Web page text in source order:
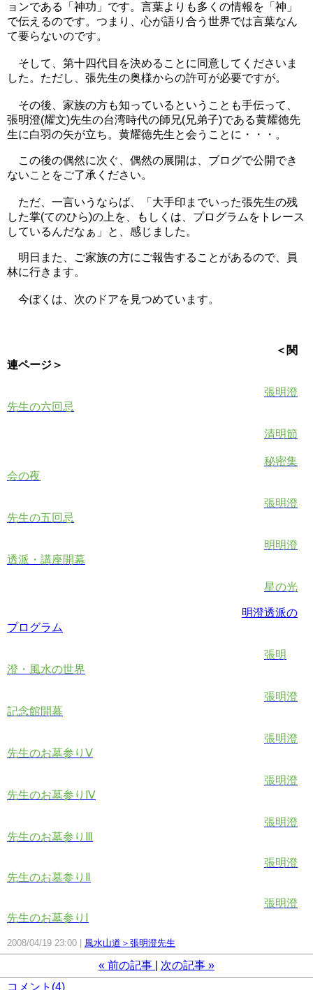
ョンである「神功」です。言葉よりも多くの情報を「神」
で伝えるのです。つまり、心が語り合う世界では言葉なん
て要らないのです。
そして、第十四代目を決めることに同意してくださいま
した。ただし、張先生の奥様からの許可が必要ですが。
その後、家族の方も知っているということも手伝って、
張明澄(耀文)先生の台湾時代の師兄(兄弟子)である黄耀徳先
生に白羽の矢が立ち。黄耀徳先生と会うことに・・・。
この後の偶然に次ぐ、偶然の展開は、ブログで公開でき
ないことをご了承ください。
ただ、一言いうならば、「大手印までいった張先生の残
した掌(てのひら)の上を、もしくは、プログラムをトレース
しているんだなぁ 」と、感じました。
明日また、ご家族の方にご報告することがあるので、員
林に行きます。
今ぼくは、次のドアを見つめています。
＜関
連ページ＞
張明澄
先生の六回忌
清明節
秘密集
会の夜
張明澄
先生の五回忌
明明澄
透派・講座開幕
星の光
明澄透派の
プログラム
張明
澄・風水の世界
張明澄
記念館開幕
張明澄
先生のお墓参りⅤ
張明澄
先生のお墓参りⅣ
張明澄
先生のお墓参りⅢ
張明澄
先生のお墓参りⅡ
張明澄
先生のお墓参りⅠ
2008/04/19 23:00 風水山道＞張明澄先生
« 前の記事 次の記事 »
コメント(4)